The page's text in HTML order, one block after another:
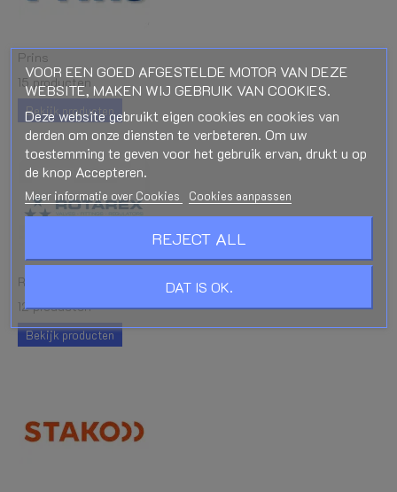
Prins
15 producten
Bekijk producten
Rotarex
12 producten
Bekijk producten
VOOR EEN GOED AFGESTELDE MOTOR VAN DEZE
WEBSITE, MAKEN WIJ GEBRUIK VAN COOKIES.
Deze website gebruikt eigen cookies en cookies van
derden om onze diensten te verbeteren. Om uw
toestemming te geven voor het gebruik ervan, drukt u op
de knop Accepteren.
Meer informatie over Cookies Cookies aanpassen
REJECT ALL
DAT IS OK.